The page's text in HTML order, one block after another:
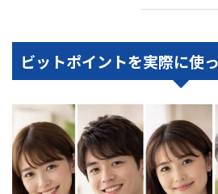
ビットポイントを実際に使